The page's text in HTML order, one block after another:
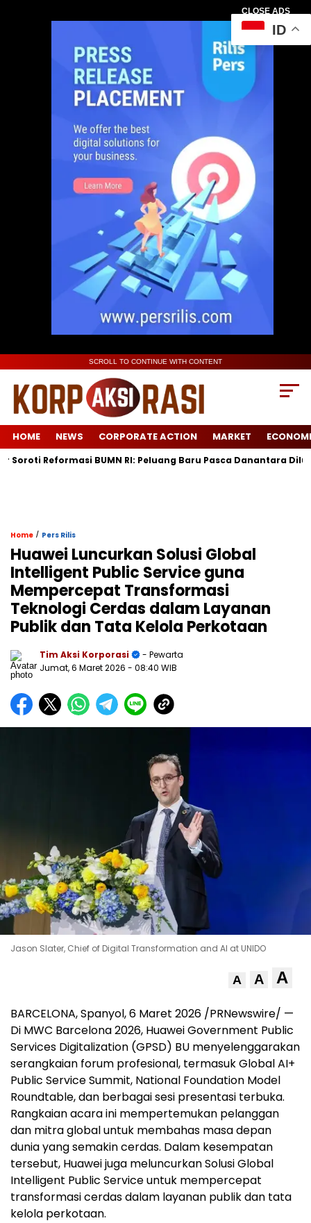
CLOSE ADS
SCROLL TO CONTINUE WITH CONTENT
HOME NEWS CORPORATE ACTION MARKET
BUMN RI: Peluang Baru Pasca Danantara Diluncurkan
Home / Pers Rilis
Huawei Luncurkan Solusi Global
Intelligent Public Service guna
Mempercepat Transformasi
Teknologi Cerdas dalam Layanan
Publik dan Tata Kelola Perkotaan
Tim Aksi Korporasi
- Pewarta
Jumat, 6 Maret 2026 - 08:40 WIB
Jason Slater, Chief of Digital Transformation and AI at UNIDO
A A A
BARCELONA, Spanyol, 6 Maret 2026 /PRNewswire/ —
Di MWC Barcelona 2026, Huawei Government Public
Services Digitalization (GPSD) BU menyelenggarakan
serangkaian forum profesional, termasuk Global AI+
Public Service Summit, National Foundation Model
Roundtable, dan berbagai sesi presentasi terbuka.
Rangkaian acara ini mempertemukan pelanggan
dan mitra global untuk membahas masa depan
dunia yang semakin cerdas. Dalam kesempatan
tersebut, Huawei juga meluncurkan Solusi Global
Intelligent Public Service untuk mempercepat
transformasi cerdas dalam layanan publik dan tata
kelola perkotaan.
ID